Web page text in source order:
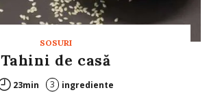
SOSURI
Tahini de casă
23min 3 ingrediente